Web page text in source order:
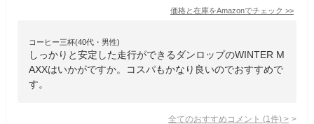
価格と在庫をAmazonでチェック >>
コーヒー三杯(40代・男性)
しっかりと安定した走行ができるダンロップのWINTER M
AXXはいかがですか。コスパもかなり良いのでおすすめで
す。
全てのおすすめコメント (1 件) >